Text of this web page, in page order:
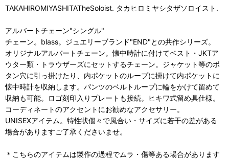
TAKAHIROMIYASHITATheSoloist. タカヒロミヤシタザソロイスト.
アルバートチェーン"シングル"
チェーン。blass。ジュエリーブランド"END"との共作シリーズ。
オリジナルアルバートチェーン。懐中時計に付けてベスト・JKTア
ウター類・トラウザーズにセットするチェーン。ジャケット等のボ
タン穴に引っ掛けたり、内ポケットのループに掛けて内ポケットに
懐中時計を収納します。パンツのベルトループに輪をかけて留めて
収納も可能。ロゴ刻印入りプレートも接続。ヒキワ式留め具仕様。
コーディネートのアクセントにお勧めなアクセサリー。
UNISEXアイテム。特性状個々で風合い・サイズに若干の差がある
場合がありますご了承くださいませ。
＊こちらのアイテムは製作の過程でムラ・傷等ある場合があります